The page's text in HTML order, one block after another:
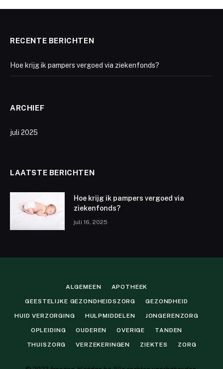
RECENTE BERICHTEN
Hoe krijg ik pampers vergoed via ziekenfonds?
ARCHIEF
juli 2025
LAATSTE BERICHTEN
Hoe krijg ik pampers vergoed via
ziekenfonds?
juli 16, 2025
ALGEMEEN APOTHEEK
GEESTELIJKE GEZONDHEIDSZORG GEZONDHEID
HUID VERZORGING HULPMIDDELEN JONGERENZORG
OPLEIDING OUDEREN OVERIGE TANDEN
THUISZORG VERZEKERINGEN ZIEKTES ZORG